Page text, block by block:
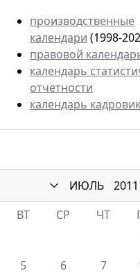
производственные
календари (1998-
правовой
календарь
отчетности
календарь
ИЮЛЬ
2011
ВТ СР ЧТ
5 6 7